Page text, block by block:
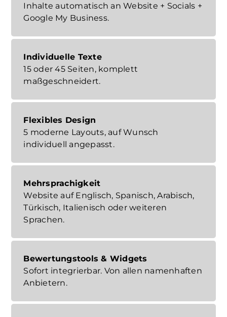
Inhalte automatisch an Website + Socials +
Google My Business.
Individuelle Texte
15 oder 45 Seiten, komplett
maßgeschneidert.
Flexibles Design
5 moderne Layouts, auf Wunsch
individuell angepasst.
Mehrsprachigkeit
Website auf Englisch, Spanisch, Arabisch,
Türkisch, Italienisch oder weiteren
Sprachen.
Bewertungstools & Widgets
Sofort integrierbar. Von allen namenhaften
Anbietern.